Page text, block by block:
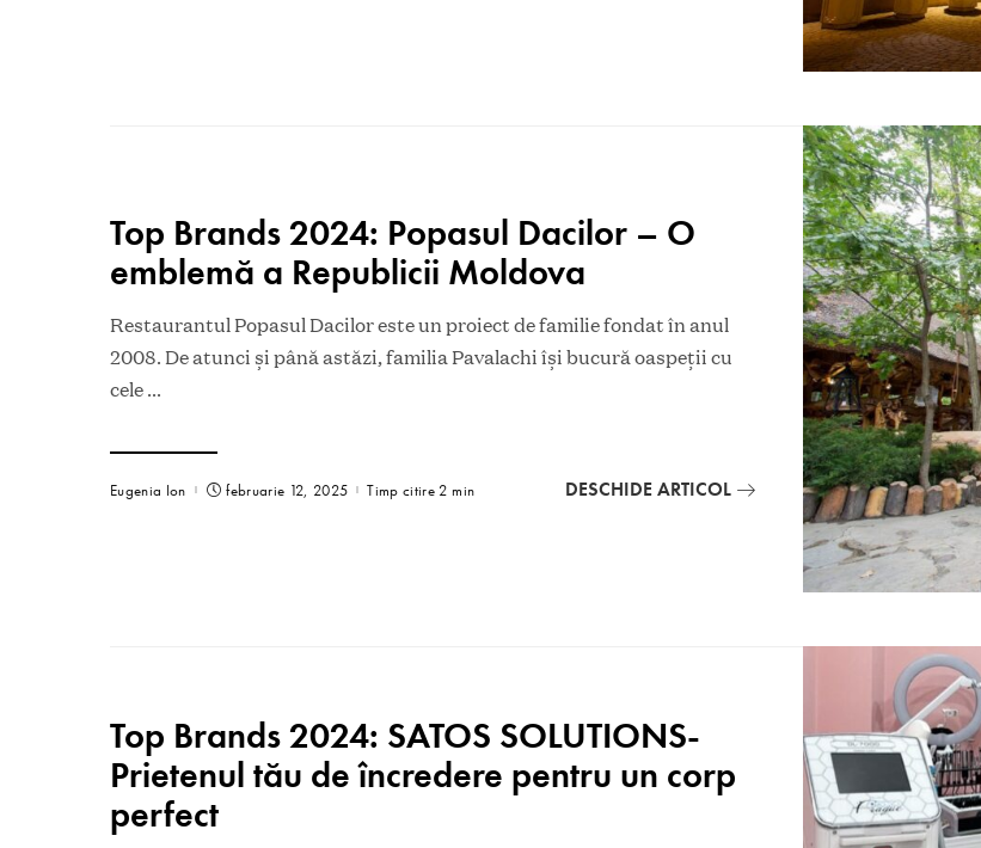
Top Brands 2024: Popasul Dacilor – O
emblemă a Republicii Moldova
Restaurantul Popasul Dacilor este un proiect de familie fondat în anul
2008. De atunci și până astăzi, familia Pavalachi își bucură oaspeții cu
cele ...
Eugenia Ion februarie 12, 2025 Timp citire 2 min DESCHIDE ARTICOL
Top Brands 2024: SATOS SOLUTIONS-
Prietenul tău de încredere pentru un corp
perfect